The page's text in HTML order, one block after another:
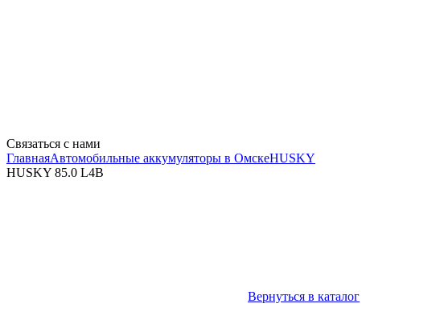
Связаться с нами
ГлавнаяАвтомобильные аккумуляторы в ОмскеHUSKY
HUSKY 85.0 L4B
Вернуться в каталог